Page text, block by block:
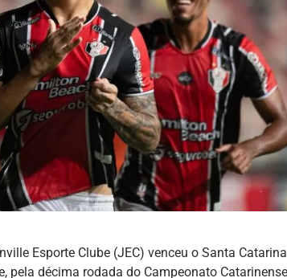
Esporte Clube (JEC) venceu o Santa
pela décima rodada do Campeonato